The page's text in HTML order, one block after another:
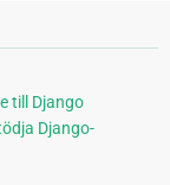
till Django
Django-